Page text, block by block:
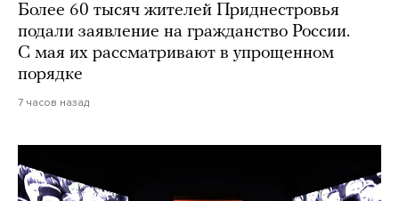
Более 60 тысяч жителей Приднестровья
подали заявление на гражданство России.
С мая их рассматривают в упрощенном
порядке
7 часов назад